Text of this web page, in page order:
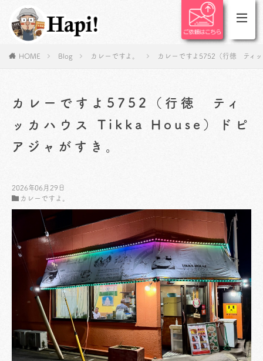
HOME Blog カレーですよ。 カレーですよ5752（行徳 ティ
カレーですよ5752（行徳 ティ
ッカハウス Tikka House）ドピ
アジャがすき。
2026年06月29日
カレーですよ。